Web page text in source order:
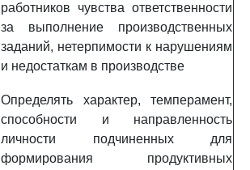
работников чувства ответственности
за выполнение производственных
заданий, нетерпимости к нарушениям
и недостаткам в производстве
Определять характер, темперамент,
способности и направленность
личности подчиненных для
формирования продуктивных